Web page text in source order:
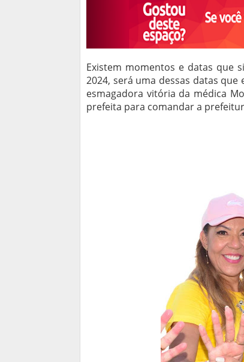
Existem momentos e datas que
2024, será uma dessas datas
esmagadora vitória da médica
prefeita para comandar a